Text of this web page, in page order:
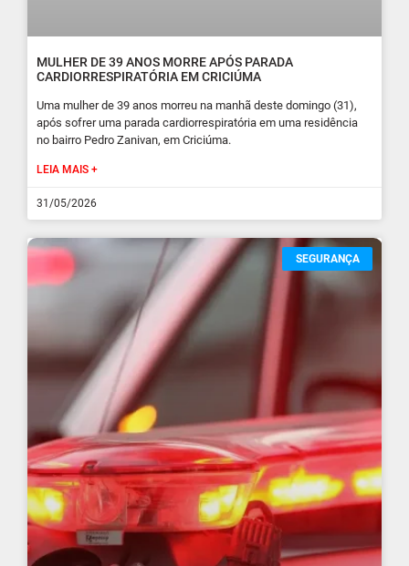
MULHER DE 39 ANOS MORRE APÓS PARADA
CARDIORRESPIRATÓRIA EM CRICIÚMA
Uma mulher de 39 anos morreu na manhã deste domingo (31),
após sofrer uma parada cardiorrespiratória em uma residência
no bairro Pedro Zanivan, em Criciúma.
LEIA MAIS +
31/05/2026
SEGURANÇA